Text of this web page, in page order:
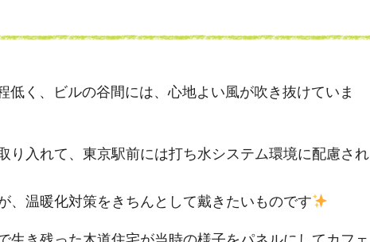
く、ビルの谷間には、心地よい風が吹き抜けていま
り入れて、東京駅前には打ち水システム環境に配慮され
、温暖化対策をきちんとして戴きたいものです